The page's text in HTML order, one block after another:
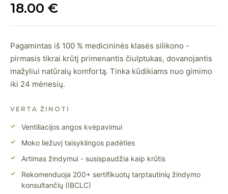
5 iš 5
(viso
)
18.00 €
Pagamintas iš 100 % medicininės klasės silikono -
pirmasis tikrai krūtį primenantis čiulptukas, dovanojantis
mažyliui natūralų komfortą. Tinka kūdikiams nuo gimimo
iki 24 mėnesių.
VERTA ŽINOTI
Ventiliacijos angos kvėpavimui
Moko liežuvį taisyklingos padėties
Artimas žindymui - susispaudžia kaip krūtis
Rekomenduoja 200+ sertifikuotų tarptautinių žindymo
konsultančių (IBCLC)